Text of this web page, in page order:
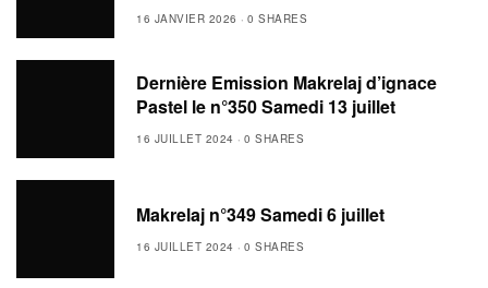
16 JANVIER 2026 0 SHARES
Dernière Emission Makrelaj d’ignace
Pastel le n°350 Samedi 13 juillet
16 JUILLET 2024 0 SHARES
Makrelaj n°349 Samedi 6 juillet
16 JUILLET 2024 0 SHARES